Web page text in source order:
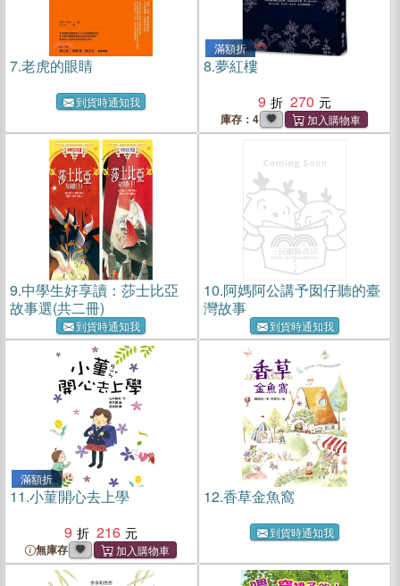
7.老虎的眼睛
到貨時通知我
滿額折
8.夢紅樓
9
270
庫存：4
9.中學生好享讀：莎士比亞
故事選(共二冊)
到貨時通知我
10.阿媽阿公講予囡仔聽的臺
灣故事
到貨時通知我
滿額折
11.小菫開心去上學
9
216
無庫存
12.香草金魚窩
到貨時通知我